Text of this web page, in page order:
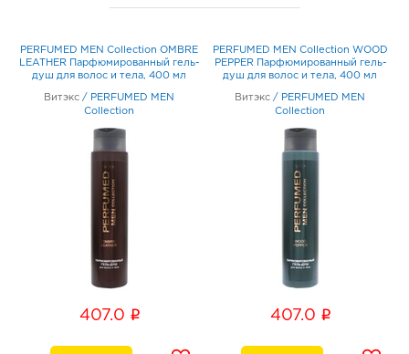
PERFUMED MEN Collection OMBRE
LEATHER Парфюмированный гель-
душ для волос и тела, 400 мл
Витэкс / PERFUMED MEN
Collection
407.0 i
PERFUMED MEN Collection WOOD
PEPPER Парфюмированный гель-
душ для волос и тела, 400 мл
Витэкс / PERFUMED MEN
Collection
407.0 i